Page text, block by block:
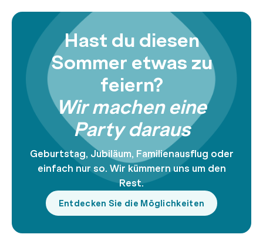
Hast du diesen
Sommer etwas zu
feiern?
Wir machen eine
Party daraus
Geburtstag, Jubiläum, Familienausflug oder
einfach nur so. Wir kümmern uns um den
Rest.
Entdecken Sie die Möglichkeiten